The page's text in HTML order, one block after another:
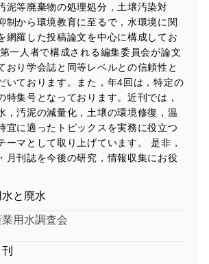
泥等廃棄物の処理処分，土壌汚染対
制から環境教育に至るで，水環境に関
網羅した投稿論文を中心に構成してお
一人者で構成される編集委員会が論文
おり学会誌と同等レベルとの信頼性と
いております。また，年4回は，特定の
特集号となっております。近刊では，
，汚泥の減量化，土壌の環境修復，温
宜に適ったトピックスを実務に役立つ
ーマとして取り上げています。 是非，
月刊誌を今後の研究，情報収集にお役
水と廃水
業用水調査会